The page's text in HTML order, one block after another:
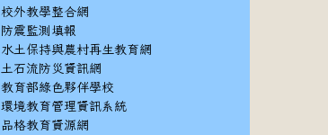
校外教學整合網
防震監測填報
水土保持與農村再生教育網
土石流防災資訊網
教育部綠色夥伴學校
環境教育管理資訊系統
品格教育資源網